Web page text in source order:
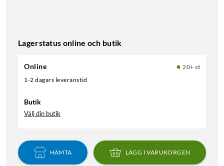
Lagerstatus online och butik
Online
20+ st
1-2 dagars leveranstid
Butik
Välj din butik
HÄMTA LÄGG I VARUKORGEN